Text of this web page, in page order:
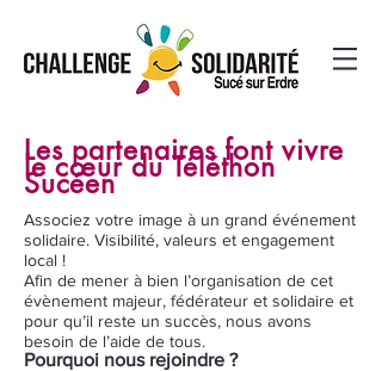
Les partenaires font vivre
le cœur du Téléthon
Sucéen
Associez votre image à un grand événement
solidaire. Visibilité, valeurs et engagement
local !
Afin de mener à bien l’organisation de cet
évènement majeur, fédérateur et solidaire et
pour qu’il reste un succès, nous avons
besoin de l’aide de tous.
​Pourquoi nous rejoindre ?